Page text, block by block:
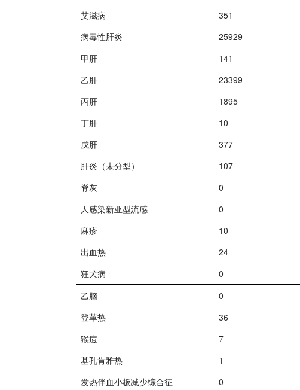
艾滋病
351
病毒性肝炎
25929
甲肝
141
乙肝
23399
丙肝
1895
丁肝
10
戊肝
377
肝炎（未分型）
107
脊灰
0
人感染新亚型流感
0
麻疹
10
出血热
24
狂犬病
0
乙脑
0
登革热
36
猴痘
7
基孔肯雅热
1
发热伴血小板减少综合征
0